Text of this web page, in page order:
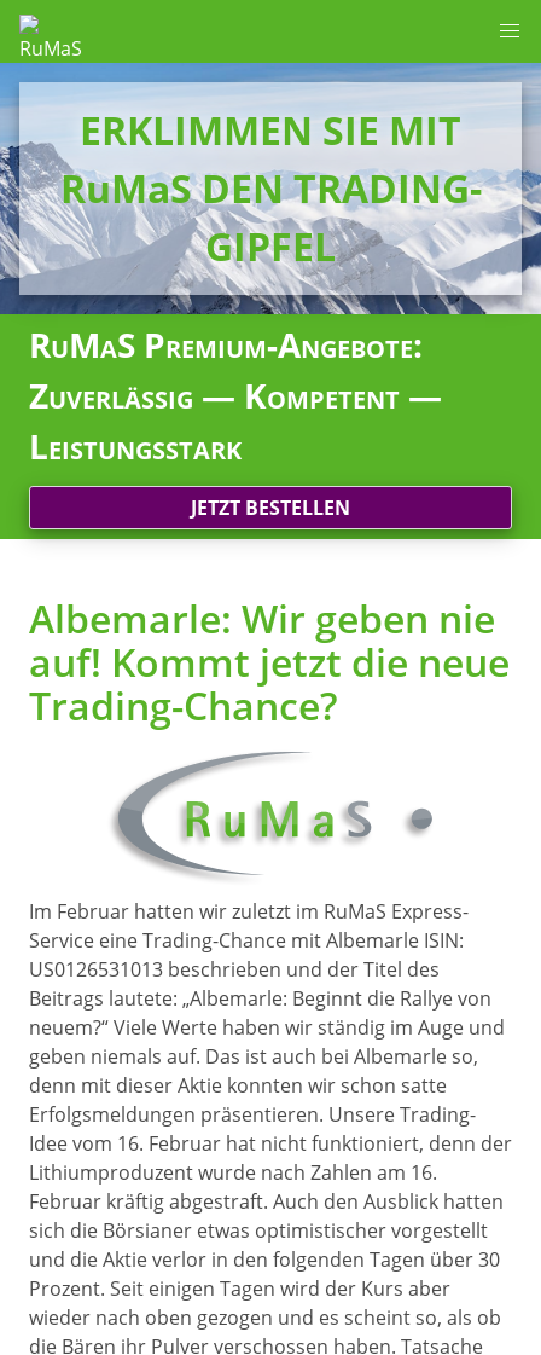
ERKLIMMEN SIE MIT
RuMaS DEN TRADING-
GIPFEL
RuMaS Premium-Angebote:
Zuverlässig — Kompetent —
Leistungsstark
JETZT BESTELLEN
Albemarle: Wir geben nie
auf! Kommt jetzt die neue
Trading-Chance?
Im Februar hatten wir zuletzt im RuMaS Express-
Service eine Trading-Chance mit Albemarle ISIN:
US0126531013 beschrieben und der Titel des
Beitrags lautete: „Albemarle: Beginnt die Rallye von
neuem?“ Viele Werte haben wir ständig im Auge und
geben niemals auf. Das ist auch bei Albemarle so,
denn mit dieser Aktie konnten wir schon satte
Erfolgsmeldungen präsentieren. Unsere Trading-
Idee vom 16. Februar hat nicht funktioniert, denn der
Lithiumproduzent wurde nach Zahlen am 16.
Februar kräftig abgestraft. Auch den Ausblick hatten
sich die Börsianer etwas optimistischer vorgestellt
und die Aktie verlor in den folgenden Tagen über 30
Prozent. Seit einigen Tagen wird der Kurs aber
wieder nach oben gezogen und es scheint so, als ob
die Bären ihr Pulver verschossen haben. Tatsache